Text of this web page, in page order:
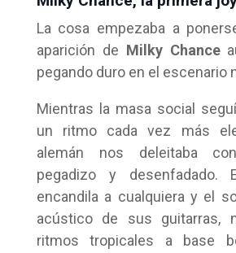
La cosa empezaba a
aparición de Milky Chance
pegando duro en el escenario
Mientras la masa social
un ritmo cada vez más
alemán nos deleitaba
pegadizo y desenfadado.
encandila a cualquiera y el
acústico de sus guitarras,
ritmos tropicales a base